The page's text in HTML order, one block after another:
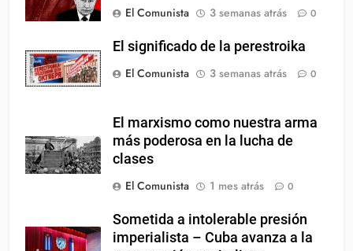
El Comunista
3 semanas atrás 0
El significado de la perestroika
El Comunista
3 semanas atrás 0
El marxismo como nuestra arma
más poderosa en la lucha de
clases
El Comunista
1 mes atrás 0
Sometida a intolerable presión
imperialista – Cuba avanza a la